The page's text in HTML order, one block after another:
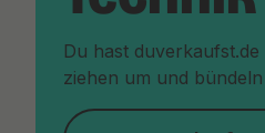
Du hast
ziehen um und